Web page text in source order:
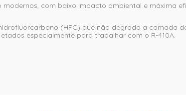
com baixo impacto ambiental e máxima
(HFC) que não degrada a camada
especialmente para trabalhar com o R-410A.